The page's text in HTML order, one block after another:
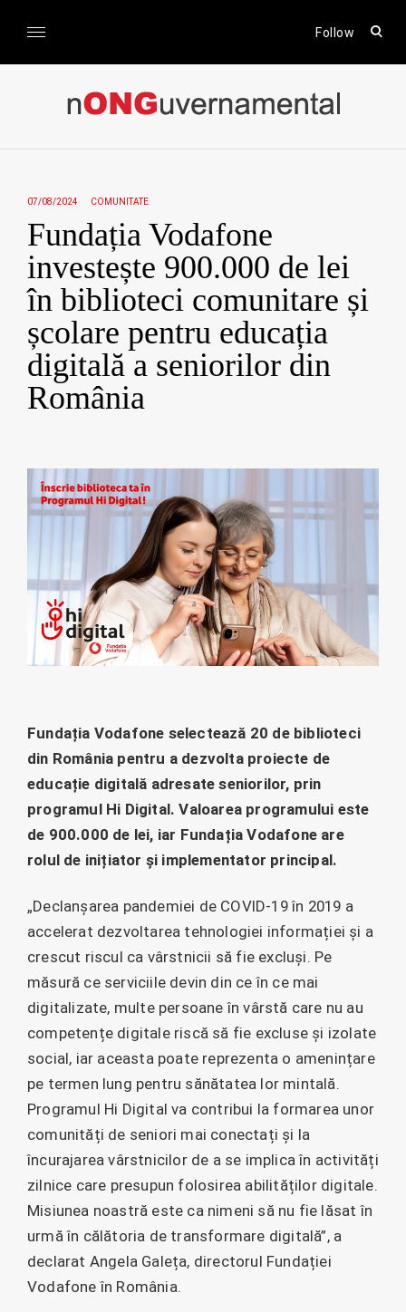
Follow
open
form
nONGuvernamental
07/08/2024 COMUNITATE
Fundația Vodafone
investește 900.000 de lei
în biblioteci comunitare și
școlare pentru educația
digitală a seniorilor din
România
Fundația Vodafone selectează 20 de biblioteci
din România pentru a dezvolta proiecte de
educație digitală adresate seniorilor, prin
programul Hi Digital. Valoarea programului este
de 900.000 de lei, iar Fundația Vodafone are
rolul de inițiator și implementator principal.
„Declanșarea pandemiei de COVID-19 în 2019 a
accelerat dezvoltarea tehnologiei informației și a
crescut riscul ca vârstnicii să fie excluși. Pe
măsură ce serviciile devin din ce în ce mai
digitalizate, multe persoane în vârstă care nu au
competențe digitale riscă să fie excluse și izolate
social, iar aceasta poate reprezenta o amenințare
pe termen lung pentru sănătatea lor mintală.
Programul Hi Digital va contribui la formarea unor
comunități de seniori mai conectați și la
încurajarea vârstnicilor de a se implica în activități
zilnice care presupun folosirea abilităților digitale.
Misiunea noastră este ca nimeni să nu fie lăsat în
urmă în călătoria de transformare digitală”, a
declarat Angela Galeța, directorul Fundației
Vodafone în România.